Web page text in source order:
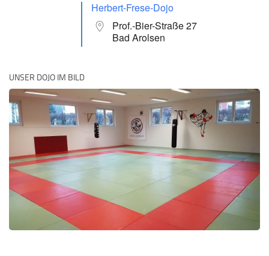
Herbert-Frese-Dojo
Prof.-Bier-Straße 27
Bad Arolsen
UNSER DOJO IM BILD